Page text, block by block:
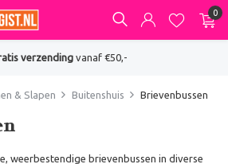
0
verzendingvanaf €50,-
& Slapen Buitenshuis Brievenbussen
weerbestendige brievenbussen in diverse